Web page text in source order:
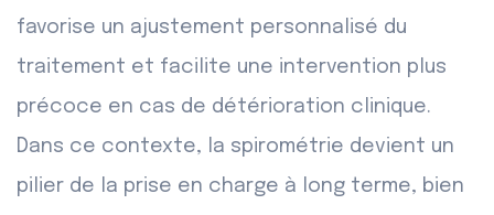
favorise un ajustement personnalisé du
traitement et facilite une intervention plus
précoce en cas de détérioration clinique.
Dans ce contexte, la spirométrie devient un
pilier de la prise en charge à long terme, bien